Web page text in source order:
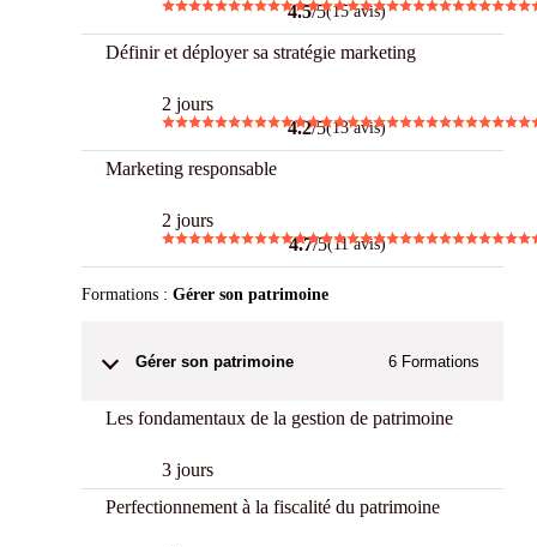
4.5/5(15 avis)
Définir et déployer sa stratégie marketing
2 jours
4.2/5(13 avis)
Marketing responsable
2 jours
4.7/5(11 avis)
Formations : Gérer son patrimoine
Gérer son patrimoine 6 Formations
Les fondamentaux de la gestion de patrimoine
3 jours
Perfectionnement à la fiscalité du patrimoine